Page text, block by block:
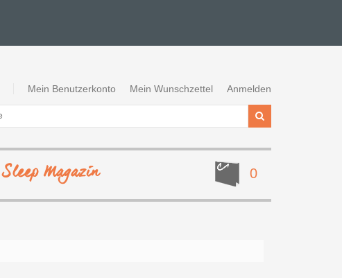
Mein Benutzerkonto Mein Wunschzettel Anmelden
0
Sleep Magazin